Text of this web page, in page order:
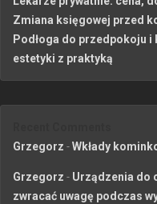
Zmiana księgowej przed
Podłoga do przedpokoju
estetyki z praktyką
Grzegorz -Wkłady
Grzegorz - Urządzenia do
zwracać uwagę podczas